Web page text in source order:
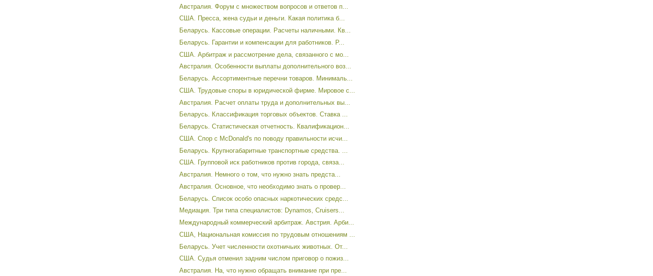
Австралия. Форум с множеством вопросов и ответов п...
США. Пресса, жена судьи и деньги. Какая политика б...
Беларусь. Кассовые операции. Расчеты наличными. Кв...
Беларусь. Гарантии и компенсации для работников. Р...
США. Арбитраж и рассмотрение дела, связанного с мо...
Австралия. Особенности выплаты дополнительного воз...
Беларусь. Ассортиментные перечни товаров. Минималь...
США. Трудовые споры в юридической фирме. Мировое с...
Австралия. Расчет оплаты труда и дополнительных вы...
Беларусь. Классификация торговых объектов. Ставка ...
Беларусь. Статистическая отчетность. Квалификацион...
США. Спор с McDonald's по поводу правильности исчи...
Беларусь. Крупногабаритные транспортные средства. ...
США. Групповой иск работников против города, связа...
Австралия. Немного о том, что нужно знать предста...
Австралия. Основное, что необходимо знать о провер...
Беларусь. Список особо опасных наркотических средс...
Медиация. Три типа специалистов: Dynamos, Cruisers...
Международный коммерческий арбитраж. Австрия. Арби...
США, Национальная комиссия по трудовым отношениям ...
Беларусь. Учет численности охотничьих животных. От...
США. Судья отменил задним числом приговор о пожиз...
Австралия. На, что нужно обращать внимание при пре...